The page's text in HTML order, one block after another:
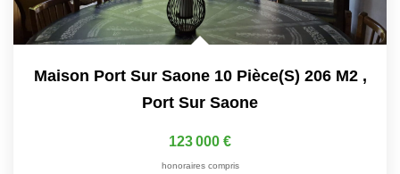
Maison Port Sur Saone 10 Pièce(s) 206 M2 ,
Port Sur Saone
123 000 €
honoraires compris